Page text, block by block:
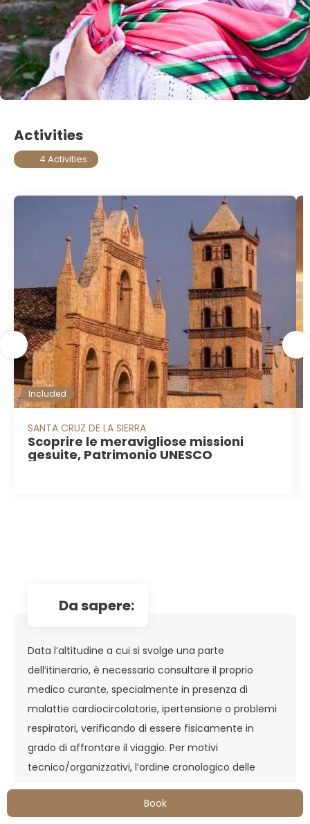
Book
Activities
4 Activities
Included
SANTA CRUZ DE LA SIERRA
Scoprire le meravigliose missioni
gesuite, Patrimonio UNESCO
da sapere:
Data l’altitudine a cui si svolge una parte
dell’itinerario, è necessario consultare il proprio
medico curante, specialmente in presenza di
malattie cardiocircolatorie, ipertensione o problemi
respiratori, verificando di essere fisicamente in
grado di affrontare il viaggio. Per motivi
tecnico/organizzativi, l’ordine cronologico delle
visite previste durante il tour potrebbe essere
cambiato, senza che questo comporti alterazione